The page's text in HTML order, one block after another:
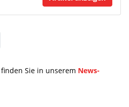
Sie in unserem News-